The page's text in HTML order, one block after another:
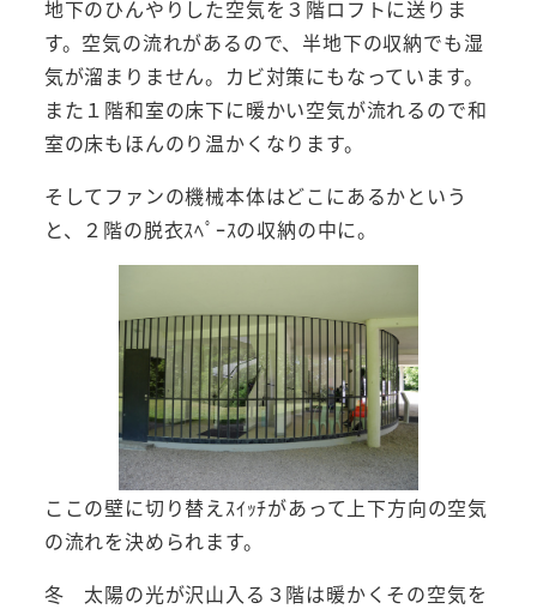
地下のひんやりした空気を３階ロフトに送りま
す。空気の流れがあるので、半地下の収納でも湿
気が溜まりません。カビ対策にもなっています。
また１階和室の床下に暖かい空気が流れるので和
室の床もほんのり温かくなります。
そしてファンの機械本体はどこにあるかという
と、２階の脱衣ｽﾍﾟｰｽの収納の中に。
ここの壁に切り替えｽｲｯﾁがあって上下方向の空気
の流れを決められます。
冬 太陽の光が沢山入る３階は暖かくその空気を